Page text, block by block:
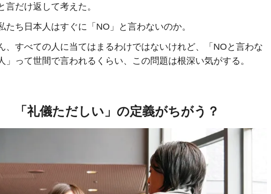
言だけ返して考えた。
たち日本人はすぐに「NO」と言わないのか。
、すべての人に当てはまるわけではないけれど、「NOと言わな
」って世間で言われるくらい、この問題は根深い気がする。
「礼儀ただしい」の定義がちがう？